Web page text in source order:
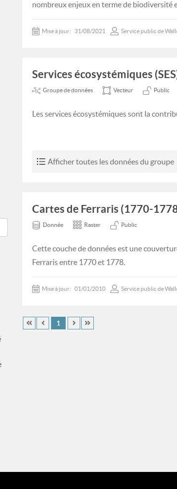
nombreux enjeux en terme de biodiversité
Mise à jour: 31/08/2021 Service public de
Services écosystémiques
Groupe de données Vecteur Public
Les services écosystémiques sont la
Afficher toutes les données du groupe
Cartes de Ferraris (1770-
Donnée Raster Public
Cette couche de données est une
Ferraris entre 1770 et 1778.
Mise à jour: 01/01/2010 Service public de
1